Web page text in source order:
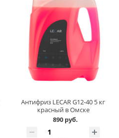
Антифриз LECAR G12-40 5 кг
красный в Омске
890 руб.